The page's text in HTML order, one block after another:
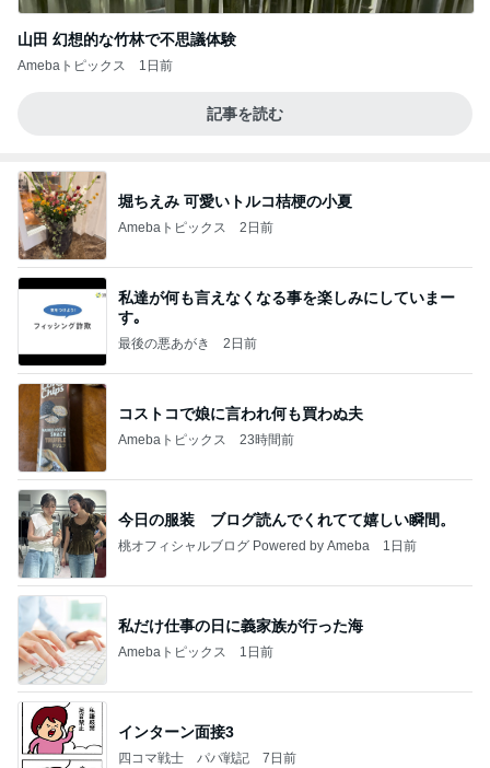
山田 幻想的な竹林で不思議体験
Amebaトピックス 1日前
記事を読む
堀ちえみ 可愛いトルコ桔梗の小夏
Amebaトピックス 2日前
私達が何も言えなくなる事を楽しみにしていまー
す｡
最後の悪あがき 2日前
コストコで娘に言われ何も買わぬ夫
Amebaトピックス 23時間前
今日の服装 ブログ読んでくれてて嬉しい瞬間。
桃オフィシャルブログ Powered by Ameba 1日前
私だけ仕事の日に義家族が行った海
Amebaトピックス 1日前
インターン面接3
四コマ戦士 パパ戦記 7日前